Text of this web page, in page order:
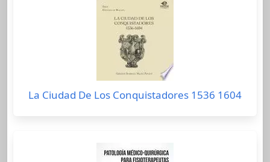
La Ciudad De Los Conquistadores 1536 1604